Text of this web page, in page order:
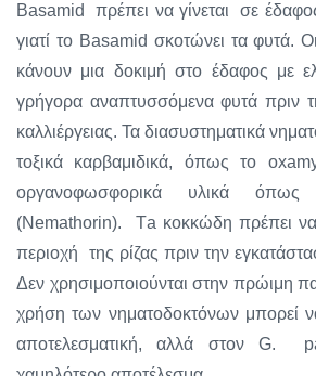
Basamid πρέπει να γίνεται σε
γιατί το Basamid σκοτώνει τα φυτά.
κάνουν μια δοκιμή στο έδαφος με
γρήγορα αναπτυσσόμενα φυτά πριν
καλλιέργειας. Τα διασυστηματικά
τοξικά καρβαμιδικά, όπως το
οργανοφωσφορικά υλικά
(Nemathorin). Τa κοκκώδη πρέπει να
περιοχή της ρίζας πριν την
Δεν χρησιμοποιούνται στην πρώιμη
χρήση των νηματοδοκτόνων μπορεί
αποτελεσματική, αλλά στον G.